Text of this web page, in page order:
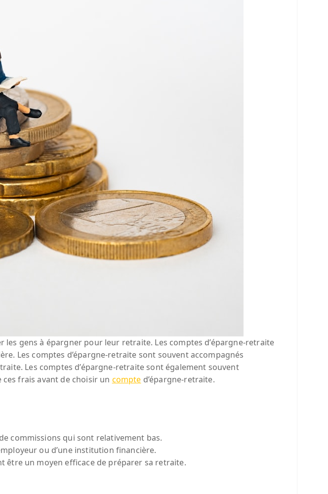
gens à épargner pour leur retraite. Les comptes d’épargne-retraite
Les comptes d’épargne-retraite sont souvent accompagnés
Les comptes d’épargne-retraite sont également souvent
frais avant de choisir un compte d’épargne-retraite.
commissions qui sont relativement bas.
ou d’une institution financière.
être un moyen efficace de préparer sa retraite.